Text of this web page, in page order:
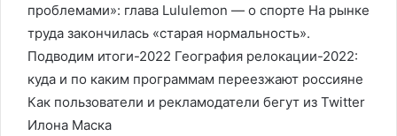
проблемами»: глава Lululemon — о спорте На рынке
труда закончилась «старая нормальность».
Подводим итоги-2022 География релокации-2022:
куда и по каким программам переезжают россияне
Как пользователи и рекламодатели бегут из Twitter
Илона Маска